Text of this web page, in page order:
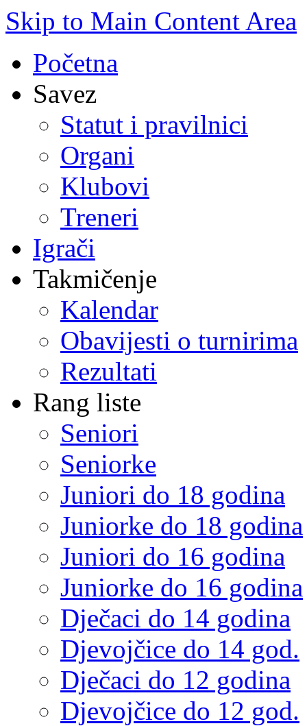
Skip to Main Content Area
Početna
Savez
Statut i pravilnici
Organi
Klubovi
Treneri
Igrači
Takmičenje
Kalendar
Obavijesti o turnirima
Rezultati
Rang liste
Seniori
Seniorke
Juniori do 18 godina
Juniorke do 18 godina
Juniori do 16 godina
Juniorke do 16 godina
Dječaci do 14 godina
Djevojčice do 14 god.
Dječaci do 12 godina
Djevojčice do 12 god.